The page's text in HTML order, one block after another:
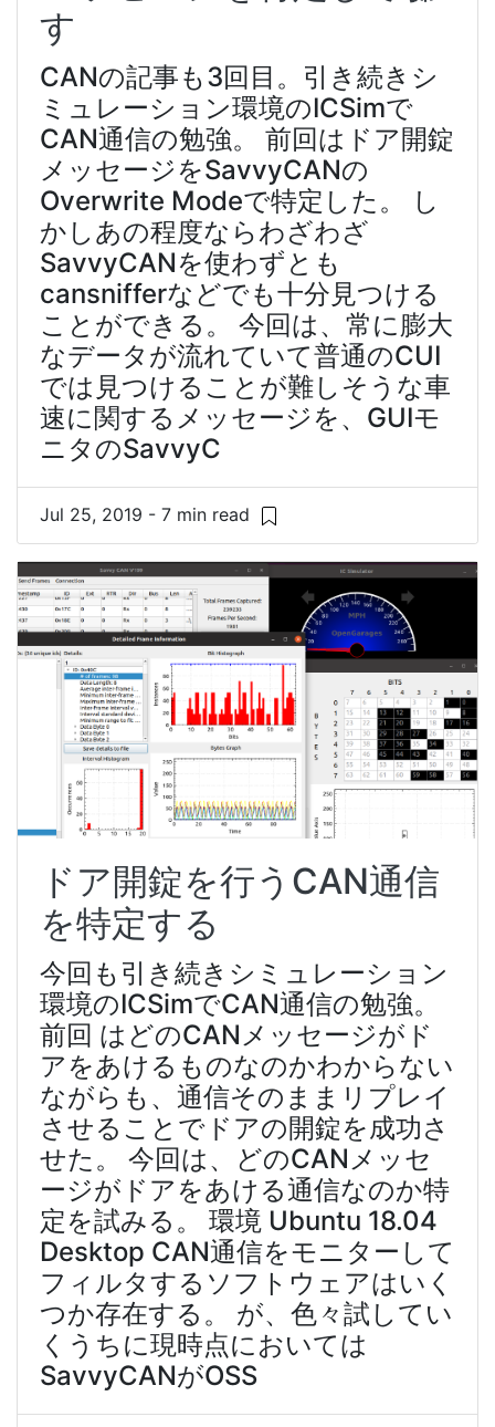
す
CANの記事も3回目。引き続きシ
ミュレーション環境のICSimで
CAN通信の勉強。 前回はドア開錠
メッセージをSavvyCANの
Overwrite Modeで特定した。 し
かしあの程度ならわざわざ
SavvyCANを使わずとも
cansnifferなどでも十分見つける
ことができる。 今回は、常に膨大
なデータが流れていて普通のCUI
では見つけることが難しそうな車
速に関するメッセージを、GUIモ
ニタのSavvyC
Jul 25, 2019 - 7 min read
ドア開錠を行うCAN通信
を特定する
今回も引き続きシミュレーション
環境のICSimでCAN通信の勉強。
前回 はどのCANメッセージがド
アをあけるものなのかわからない
ながらも、通信そのままリプレイ
させることでドアの開錠を成功さ
せた。 今回は、どのCANメッセ
ージがドアをあける通信なのか特
定を試みる。 環境 Ubuntu 18.04
Desktop CAN通信をモニターして
フィルタするソフトウェアはいく
つか存在する。 が、色々試してい
くうちに現時点においては
SavvyCANがOSS